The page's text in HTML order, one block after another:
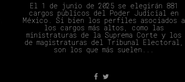
El 1 de junio de 2025 se elegirán 881
cargos públicos del Poder Judicial en
México. Si bien los perfiles asociados a
los cargos más altos, como las
ministraturas de la Suprema Corte y los
de magistraturas del Tribunal Electoral,
son los que más suelen...